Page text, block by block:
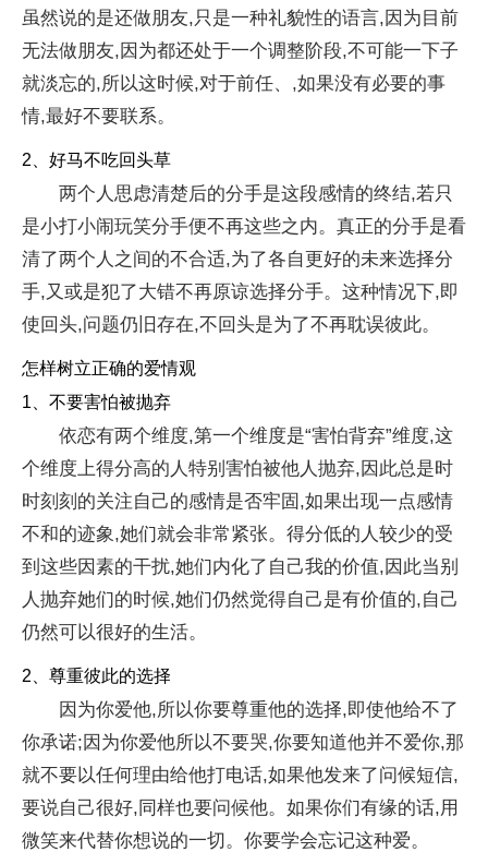
虽然说的是还做朋友,只是一种礼貌性的语言,因为目前
无法做朋友,因为都还处于一个调整阶段,不可能一下子
就淡忘的,所以这时候,对于前任、,如果没有必要的事
情,最好不要联系。
2、好马不吃回头草
两个人思虑清楚后的分手是这段感情的终结,若只
是小打小闹玩笑分手便不再这些之内。真正的分手是看
清了两个人之间的不合适,为了各自更好的未来选择分
手,又或是犯了大错不再原谅选择分手。这种情况下,即
使回头,问题仍旧存在,不回头是为了不再耽误彼此。
怎样树立正确的爱情观
1、不要害怕被抛弃
依恋有两个维度,第一个维度是“害怕背弃”维度,这
个维度上得分高的人特别害怕被他人抛弃,因此总是时
时刻刻的关注自己的感情是否牢固,如果出现一点感情
不和的迹象,她们就会非常紧张。得分低的人较少的受
到这些因素的干扰,她们内化了自己我的价值,因此当别
人抛弃她们的时候,她们仍然觉得自己是有价值的,自己
仍然可以很好的生活。
2、尊重彼此的选择
因为你爱他,所以你要尊重他的选择,即使他给不了
你承诺;因为你爱他所以不要哭,你要知道他并不爱你,那
就不要以任何理由给他打电话,如果他发来了问候短信,
要说自己很好,同样也要问候他。如果你们有缘的话,用
微笑来代替你想说的一切。你要学会忘记这种爱。